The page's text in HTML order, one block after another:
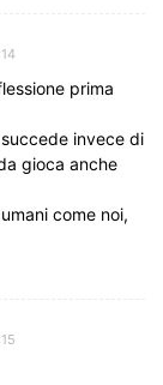
prima
invece di
gioca anche
come noi,